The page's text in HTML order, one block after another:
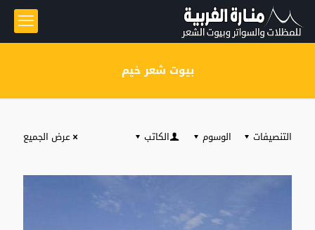
بيوت شعر خيم
التنصيفات الوسوم الكاتب عرض الجميع